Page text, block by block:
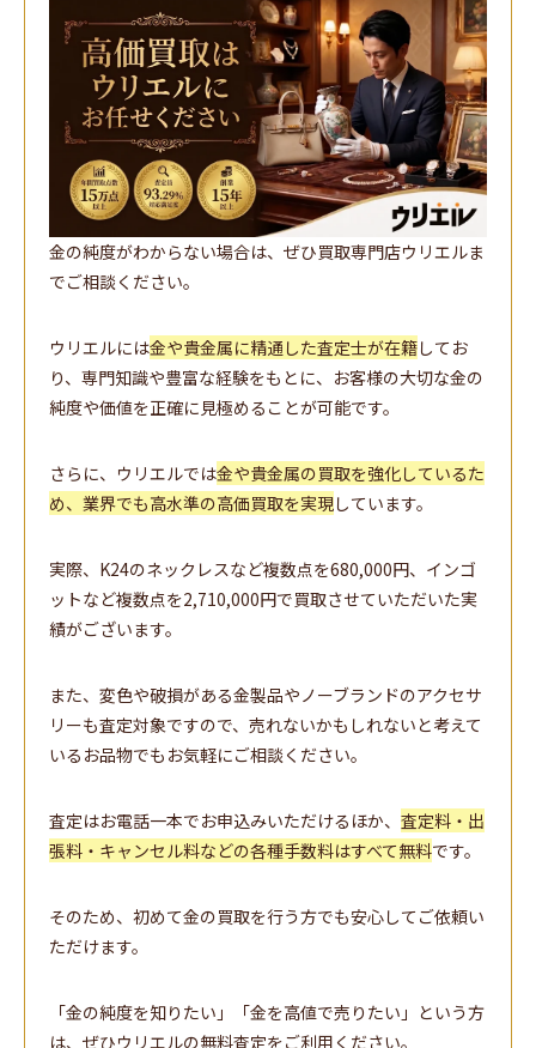
金の純度がわからない場合は、ぜひ買取専門店ウリエルま
でご相談ください。
ウリエルには金や貴金属に精通した査定士が在籍してお
り、専門知識や豊富な経験をもとに、お客様の大切な金の
純度や価値を正確に見極めることが可能です。
さらに、ウリエルでは金や貴金属の買取を強化しているた
め、業界でも高水準の高価買取を実現しています。
実際、K24のネックレスなど複数点を680,000円、インゴ
ットなど複数点を2,710,000円で買取させていただいた実
績がございます。
また、変色や破損がある金製品やノーブランドのアクセサ
リーも査定対象ですので、売れないかもしれないと考えて
いるお品物でもお気軽にご相談ください。
査定はお電話一本でお申込みいただけるほか、 査定料・出
張料・キャンセル料などの各種手数料はすべて無料です。
そのため、初めて金の買取を行う方でも安心してご依頼い
ただけます。
「金の純度を知りたい」「金を高値で売りたい」という方
は、ぜひウリエルの無料査定をご利用ください。